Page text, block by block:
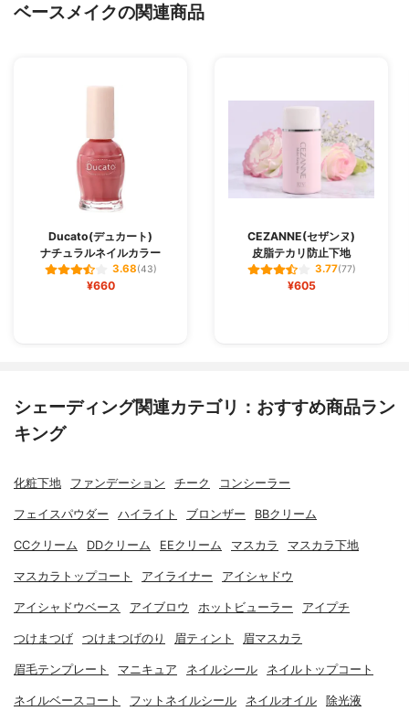
ベースメイクの関連商品
Ducato(デュカート)
ナチュラルネイルカラー
3.68(43)
¥660
CEZANNE(セザンヌ)
皮脂テカリ防止下地
3.77(77)
¥605
シェーディング関連カテゴリ：おすすめ商品ラン
キング
化粧下地 ファンデーション チーク コンシーラー
フェイスパウダー ハイライト ブロンザー BBクリーム
CCクリーム DDクリーム EEクリーム マスカラ マスカラ下地
マスカラトップコート アイライナー アイシャドウ
アイシャドウベース アイブロウ ホットビューラー アイプチ
つけまつげ つけまつげのり 眉ティント 眉マスカラ
眉毛テンプレート マニキュア ネイルシール ネイルトップコート
ネイルベースコート フットネイルシール ネイルオイル 除光液